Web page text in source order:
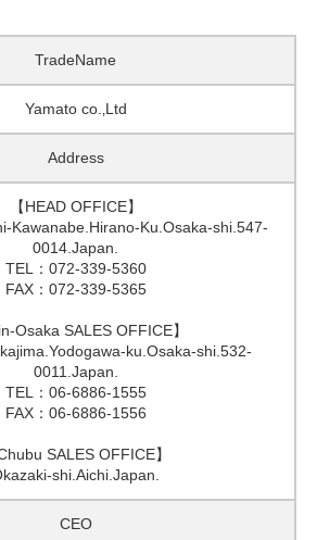
TradeName
Yamato co.‚Ltd
Address
【HEAD OFFICE】
Kawanabe.Hirano-Ku.Osaka-shi.547-
0014.Japan.
TEL：072-339-5360
FAX：072-339-5365
Osaka SALES OFFICE】
ku.Osaka-shi.532-
0011.Japan.
TEL：06-6886-1555
FAX：06-6886-1556
Chubu SALES OFFICE】
shi.Aichi.Japan.
CEO